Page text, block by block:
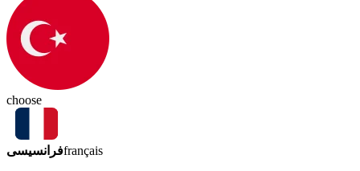
choose
فرانسیسیfrançais